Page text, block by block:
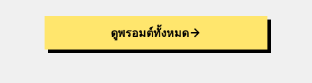
ดูพรอมต์ทั้งหมด